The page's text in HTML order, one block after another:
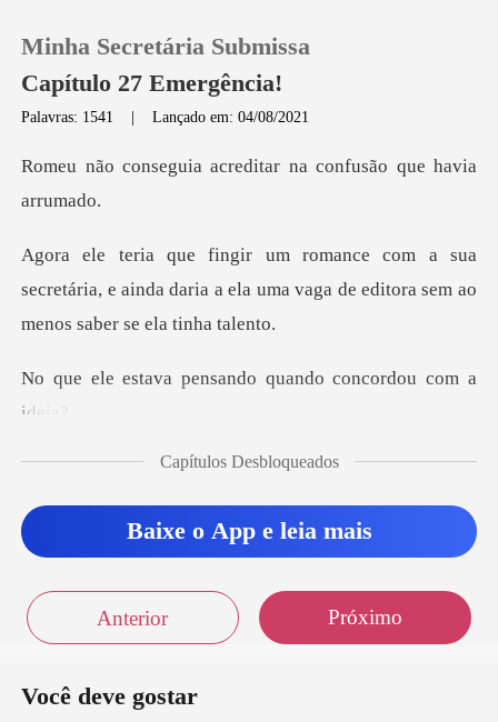
0
Histórico
Minha Secretária Submissa
Capítulo 27 Emergência!
Palavras: 1541 |Lançado em: 04/08/2021
acreditar na confusã
a
secretária, e ainda daria a ela uma vaga de
ensando quando conc
e pensando.. afinal, aí ver
M
Capítulos Desbloqueados
Baixe o App e leia mais
Anterior Próximo
Você deve gostar